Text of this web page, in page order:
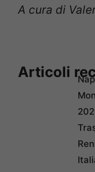
A cura di
Articoli